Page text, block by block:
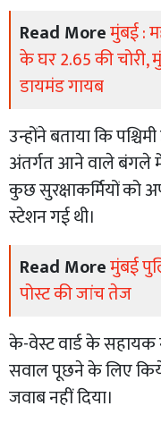
Read Moreमुंबई :
के घर 2.65 की
डायमंड गायब
उन्होंने बताया कि
अंतर्गत आने वाले बंगले
कुछ सुरक्षाकर्मियों को
स्टेशन गई थी।
Read Moreमुंबई
पोस्ट की जांच तेज
के-वेस्ट वार्ड के
सवाल पूछने के लिए
जवाब नहीं दिया।